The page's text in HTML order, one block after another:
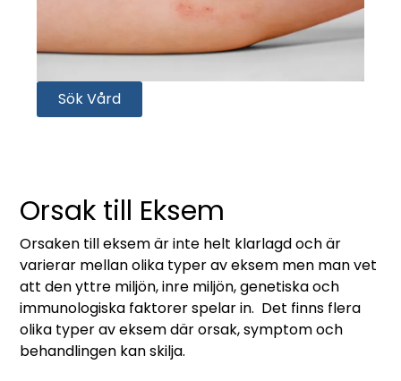
Sök Vård
Orsak till Eksem
Orsaken till eksem är inte helt klarlagd och är
varierar mellan olika typer av eksem men man vet
att den yttre miljön, inre miljön, genetiska och
immunologiska faktorer spelar in. Det finns flera
olika typer av eksem där orsak, symptom och
behandlingen kan skilja.